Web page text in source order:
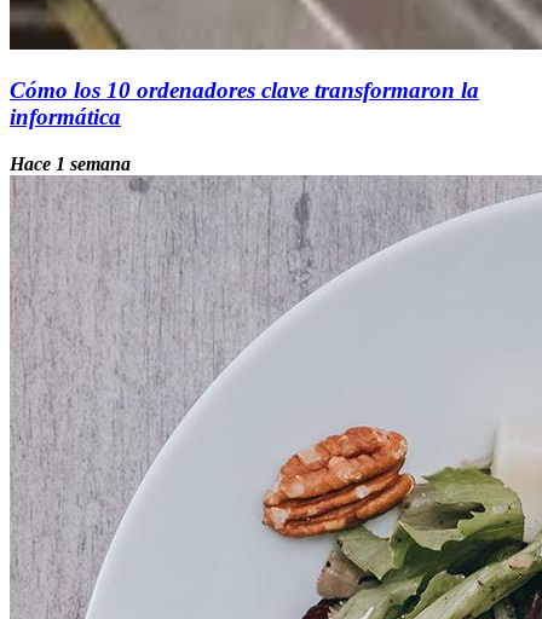
Cómo los 10 ordenadores clave transformaron la
informática
Hace 1 semana